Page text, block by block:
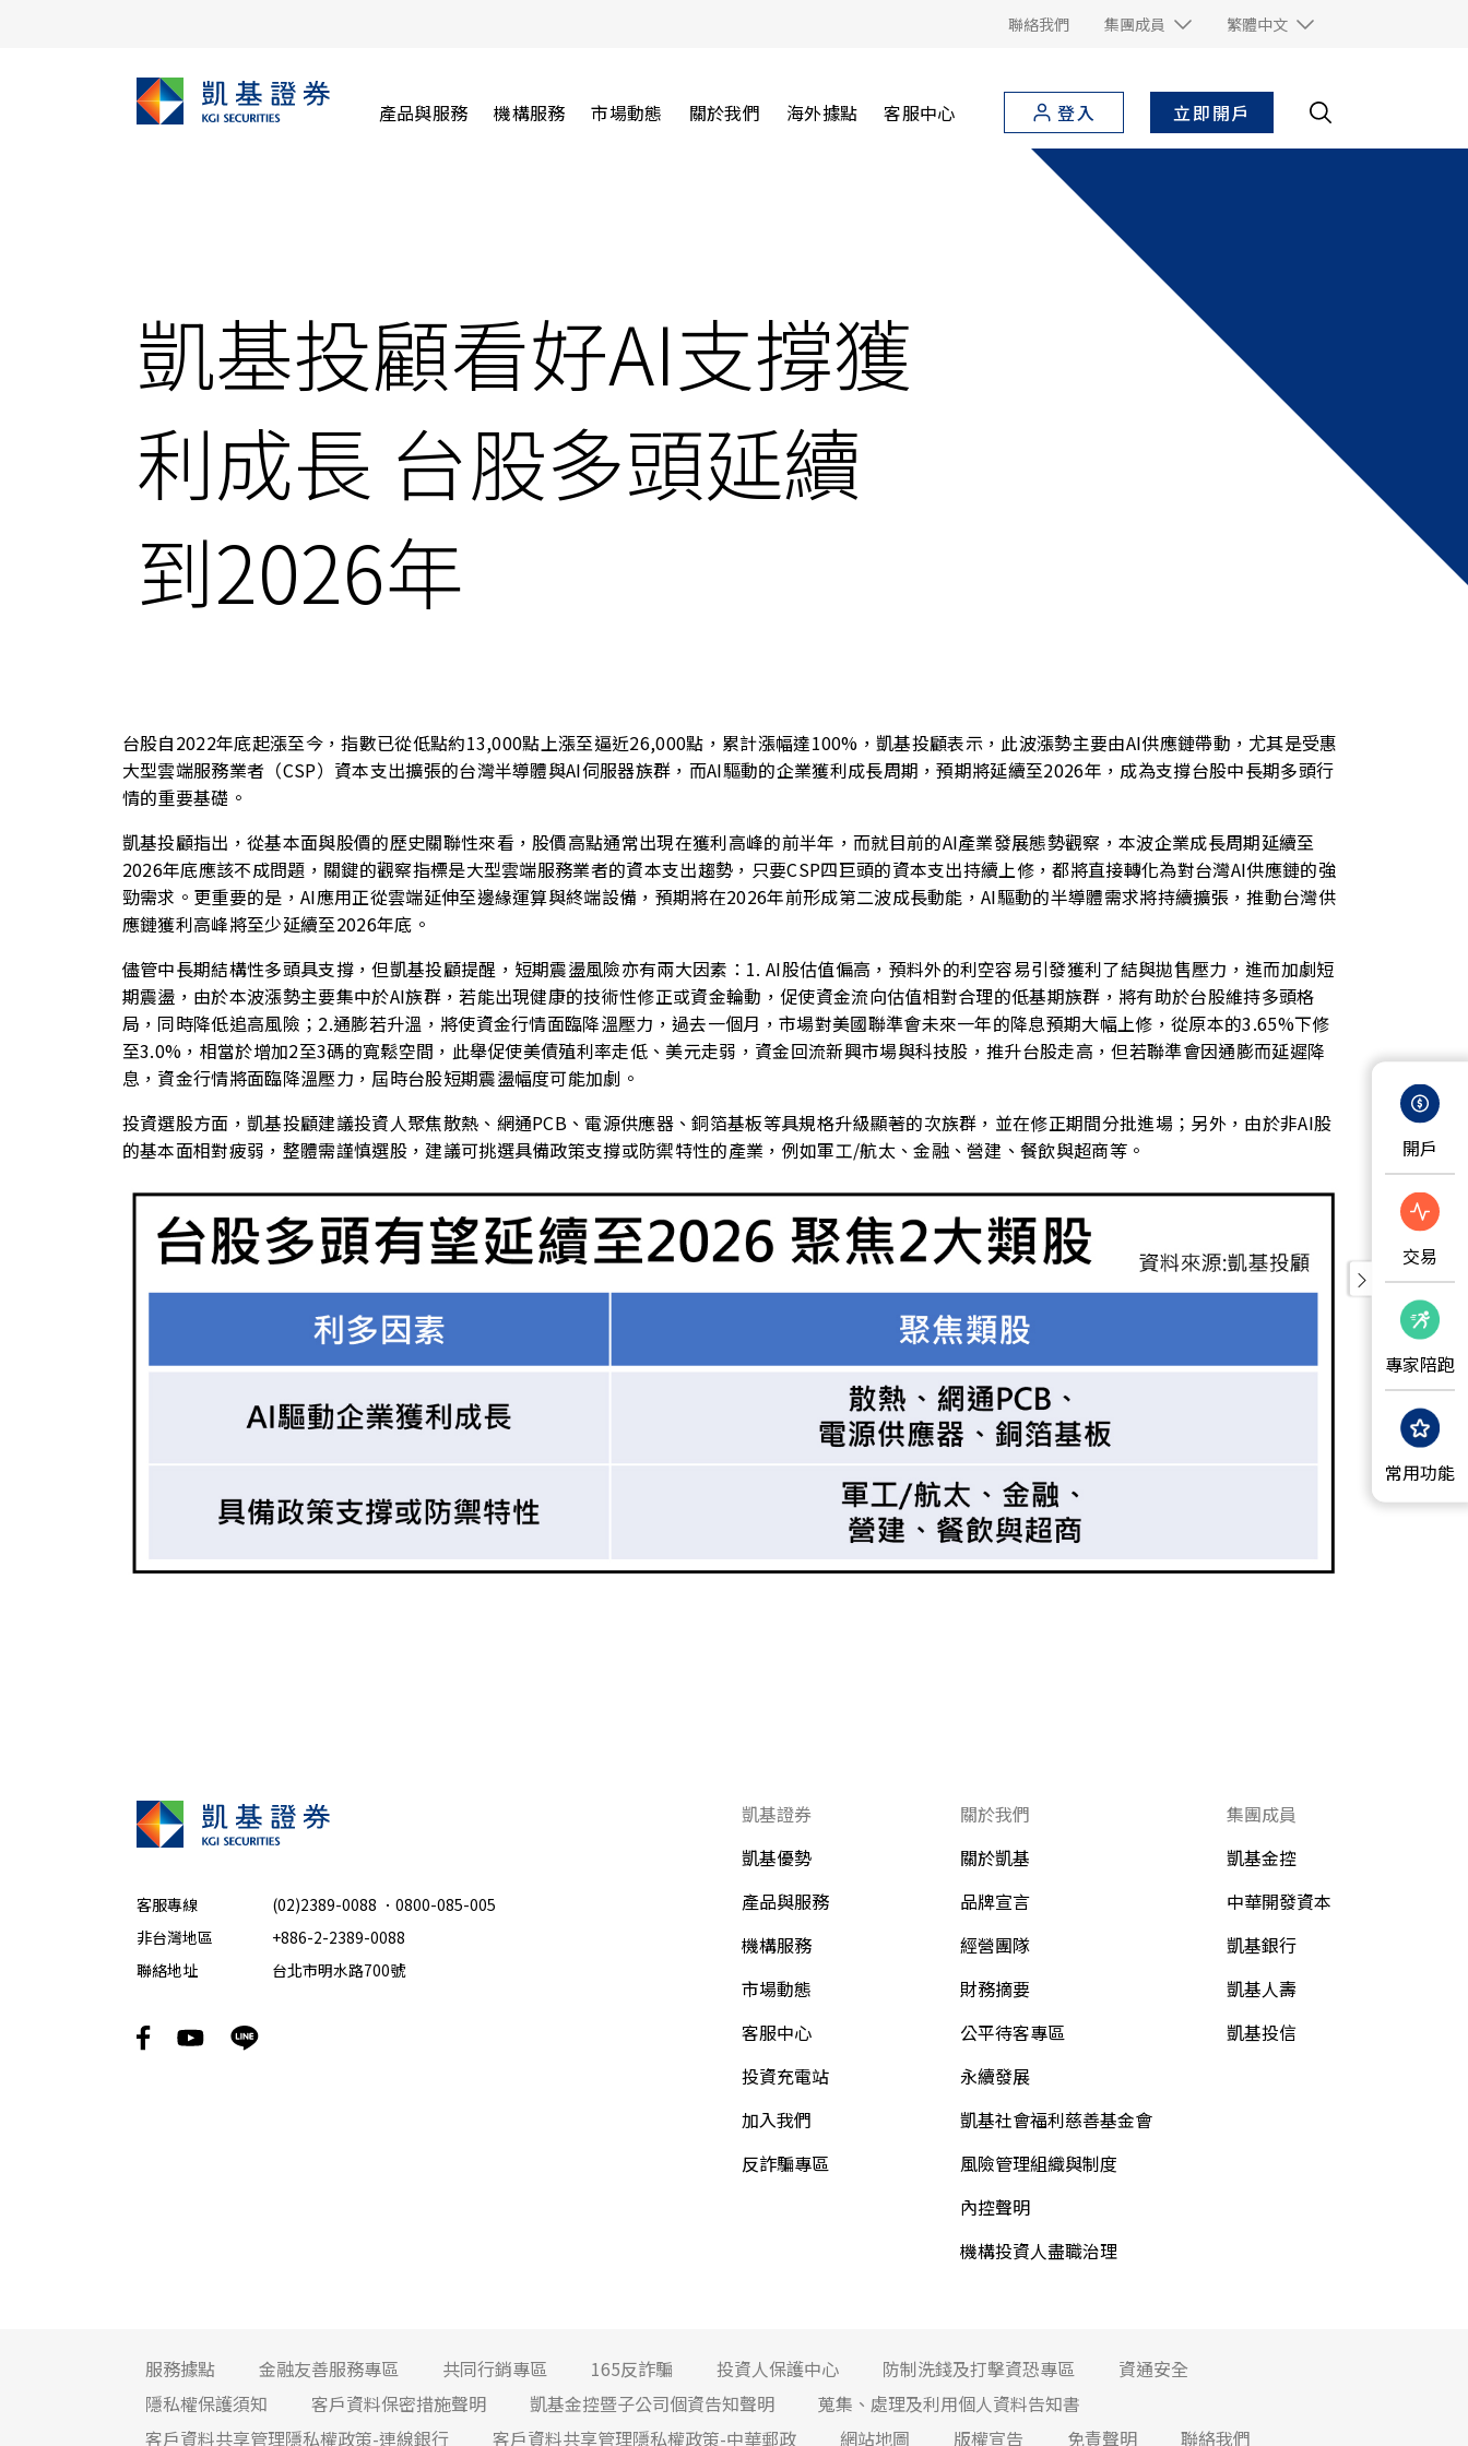
聯絡我們 集團成員 繁體中文
產品與服務 機構服務 市場動態 關於我們 海外據點 客服中心 登入 立即開戶
開戶
交易
專家陪跑
常用功能
凱基投顧看好AI支撐獲
利成長 台股多頭延續
到2026年
台股自2022年底起漲至今，指數已從低點約13,000點上漲至逼近26,000點，累計漲幅達100%，凱基投顧表示，此波漲勢主要由AI供應鏈帶動，尤其是受惠
大型雲端服務業者（CSP）資本支出擴張的台灣半導體與AI伺服器族群，而AI驅動的企業獲利成長周期，預期將延續至2026年，成為支撐台股中長期多頭行
情的重要基礎。
凱基投顧指出，從基本面與股價的歷史關聯性來看，股價高點通常出現在獲利高峰的前半年，而就目前的AI產業發展態勢觀察，本波企業成長周期延續至
2026年底應該不成問題，關鍵的觀察指標是大型雲端服務業者的資本支出趨勢，只要CSP四巨頭的資本支出持續上修，都將直接轉化為對台灣AI供應鏈的強
勁需求。更重要的是，AI應用正從雲端延伸至邊緣運算與終端設備，預期將在2026年前形成第二波成長動能，AI驅動的半導體需求將持續擴張，推動台灣供
應鏈獲利高峰將至少延續至2026年底。
儘管中長期結構性多頭具支撐，但凱基投顧提醒，短期震盪風險亦有兩大因素：1. AI股估值偏高，預料外的利空容易引發獲利了結與拋售壓力，進而加劇短
期震盪，由於本波漲勢主要集中於AI族群，若能出現健康的技術性修正或資金輪動，促使資金流向估值相對合理的低基期族群，將有助於台股維持多頭格
局，同時降低追高風險；2.通膨若升溫，將使資金行情面臨降溫壓力，過去一個月，市場對美國聯準會未來一年的降息預期大幅上修，從原本的3.65%下修
至3.0%，相當於增加2至3碼的寬鬆空間，此舉促使美債殖利率走低、美元走弱，資金回流新興市場與科技股，推升台股走高，但若聯準會因通膨而延遲降
息，資金行情將面臨降溫壓力，屆時台股短期震盪幅度可能加劇。
投資選股方面，凱基投顧建議投資人聚焦散熱、網通PCB、電源供應器、銅箔基板等具規格升級顯著的次族群，並在修正期間分批進場；另外，由於非AI股
的基本面相對疲弱，整體需謹慎選股，建議可挑選具備政策支撐或防禦特性的產業，例如軍工/航太、金融、營建、餐飲與超商等。
客服專線 (02)2389-0088 ．0800-085-005
非台灣地區
+886-2-2389-0088
聯絡地址
台北市明水路700號
凱基證券
凱基優勢
產品與服務
機構服務
市場動態
客服中心
投資充電站
加入我們
反詐騙專區
關於我們
關於凱基
品牌宣言
經營團隊
財務摘要
公平待客專區
永續發展
凱基社會福利慈善基金會
風險管理組織與制度
內控聲明
機構投資人盡職治理
集團成員
凱基金控
中華開發資本
凱基銀行
凱基人壽
凱基投信
服務據點 金融友善服務專區 共同行銷專區 165反詐騙 投資人保護中心 防制洗錢及打擊資恐專區
資通安全
隱私權保護須知
客戶資料保密措施聲明 凱基金控暨子公司個資告知聲明
蒐集、處理及利用個人資料告知書
客戶資料共享管理隱私權政策-連線銀行
客戶資料共享管理隱私權政策-中華郵政 網站地圖 版權宣告 免責聲明 聯絡我們